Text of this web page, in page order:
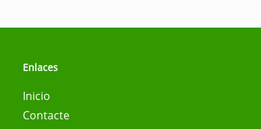
Enlaces
Inicio
Contacte